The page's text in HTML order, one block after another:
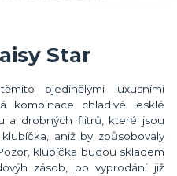
Star
ojedinělými luxusními
kombinace chladivé lesklé
a drobných flitrů, které jsou
aniž by způsobovaly
klubíčka budou skladem
zásob, po vyprodání již